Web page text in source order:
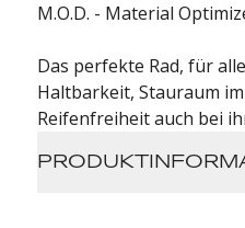
M.O.D. - Material
Das perfekte Rad, für
Haltbarkeit, Stauraum
Reifenfreiheit auch bei